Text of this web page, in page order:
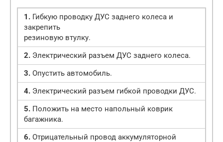
1. Гибкую проводку ДУС заднего колеса и
закрепить
резиновую втулку.
2. Электрический разъем ДУС заднего колеса.
3. Опустить автомобиль.
4. Электрический разъем гибкой проводки ДУС.
5. Положить на место напольный коврик
багажника.
6. Отрицательный провод аккумуляторной